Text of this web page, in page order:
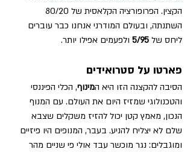
השתנתה, ובעולם המודרני אנחנו כבר עוברים
ליחס של 5/95 ולפעמים אפילו יותר.
פארטו על סטרואידים
הסיבה להקצנה הזו היא המינוף, הכלי הפיננסי
והטכנולוגי שמזיז היום את העולם. עם המנוף
הנכון, מאמץ קטן יכול להזיז משקלים שצבא
שלם לא יצליח להניע. בעבר, המנופים היו פיזיים
ומוגבלים: נגר מוכשר עבד אולי פי שניים מהר